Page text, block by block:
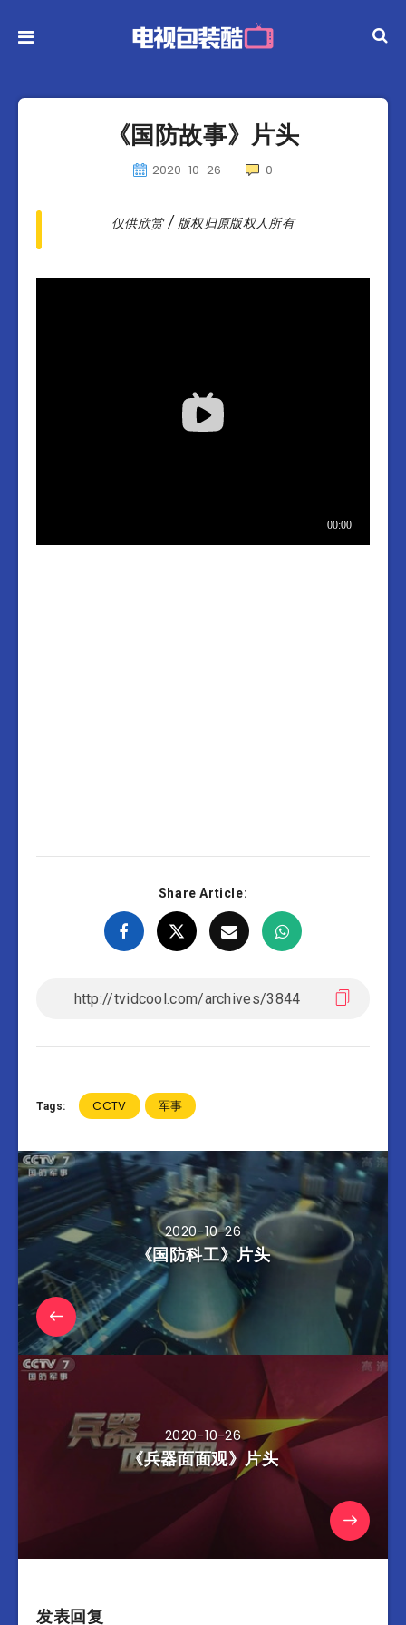
《国防故事》片头
2020-10-26 0
仅供欣赏 / 版权归原版权人所有
Share Article:
Tags: CCTV 军事
2020-10-26
《国防科工》片头
2020-10-26
《兵器面面观》片头
发表回复